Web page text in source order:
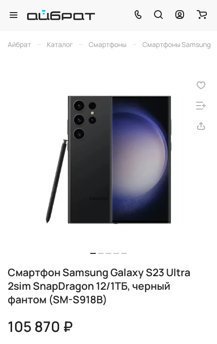
Айбрат – Каталог – Смартфоны – Смартфоны Samsung
Смартфон Samsung Galaxy S23 Ultra
2sim SnapDragon 12/1ТБ, черный
фантом (SM-S918B)
105 870 ₽